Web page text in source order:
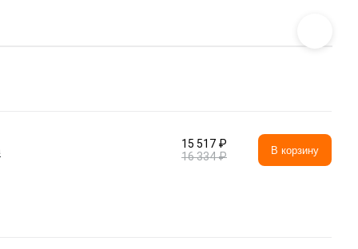
15 517 ₽
16 334 ₽
В корзину